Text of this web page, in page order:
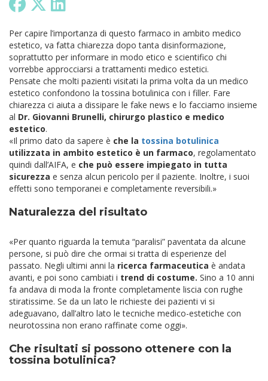
Per capire l’importanza di questo farmaco in ambito medico
estetico, va fatta chiarezza dopo tanta disinformazione,
soprattutto per informare in modo etico e scientifico chi
vorrebbe approcciarsi a trattamenti medico estetici.
Pensate che molti pazienti visitati la prima volta da un medico
estetico confondono la tossina botulinica con i filler. Fare
chiarezza ci aiuta a dissipare le fake news e lo facciamo insieme
al Dr. Giovanni Brunelli, chirurgo plastico e medico
estetico.
«Il primo dato da sapere è che la tossina botulinica
utilizzata in ambito estetico è un farmaco, regolamentato
quindi dall’AIFA, e che può essere impiegato in tutta
sicurezza e senza alcun pericolo per il paziente. Inoltre, i suoi
effetti sono temporanei e completamente reversibili.»
Naturalezza del risultato
«Per quanto riguarda la temuta “paralisi” paventata da alcune
persone, si può dire che ormai si tratta di esperienze del
passato. Negli ultimi anni la ricerca farmaceutica è andata
avanti, e poi sono cambiati i trend di costume. Sino a 10 anni
fa andava di moda la fronte completamente liscia con rughe
stiratissime. Se da un lato le richieste dei pazienti vi si
adeguavano, dall’altro lato le tecniche medico-estetiche con
neurotossina non erano raffinate come oggi».
Che risultati si possono ottenere con la
tossina botulinica?